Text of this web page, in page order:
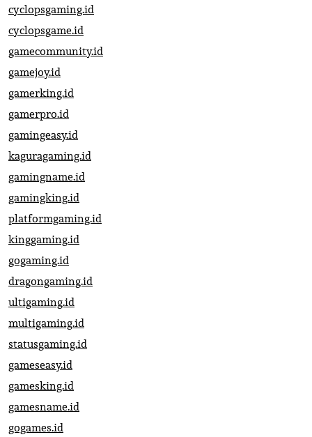
cyclopsgaming.id
cyclopsgame.id
gamecommunity.id
gamejoy.id
gamerking.id
gamerpro.id
gamingeasy.id
kaguragaming.id
gamingname.id
gamingking.id
platformgaming.id
kinggaming.id
gogaming.id
dragongaming.id
ultigaming.id
multigaming.id
statusgaming.id
gameseasy.id
gamesking.id
gamesname.id
gogames.id